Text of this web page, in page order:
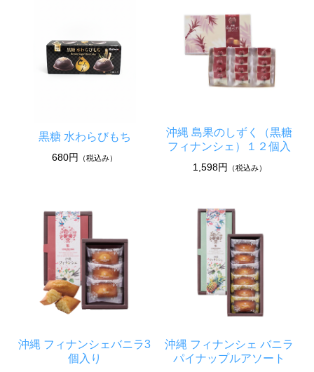
黒糖 水わらびもち
680円 （税込み）
沖縄 島果のしずく（黒糖
フィナンシェ）１２個入
1,598円 （税込み）
沖縄 フィナンシェバニラ3
個入り
沖縄 フィナンシェ バニラ
パイナップルアソート